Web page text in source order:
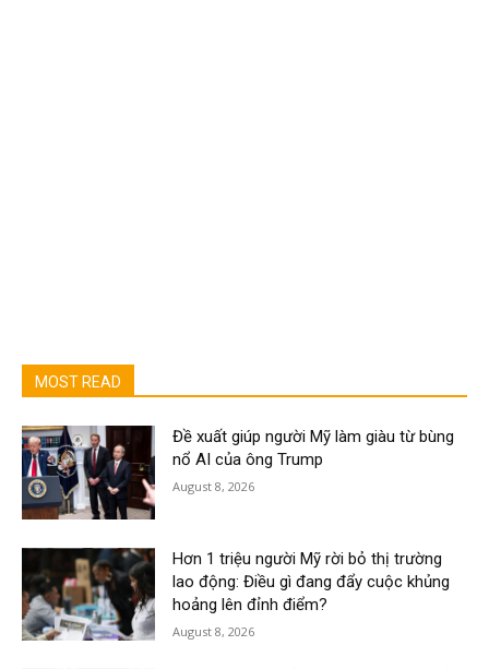
MOST READ
Đề xuất giúp người Mỹ làm giàu từ bùng
nổ AI của ông Trump
August 8, 2026
Hơn 1 triệu người Mỹ rời bỏ thị trường
lao động: Điều gì đang đẩy cuộc khủng
hoảng lên đỉnh điểm?
August 8, 2026